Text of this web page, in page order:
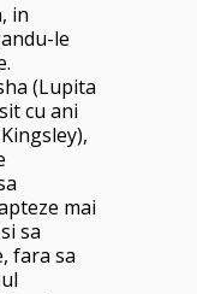
in
le
(Lupita
cu ani
mai
sa
fara sa